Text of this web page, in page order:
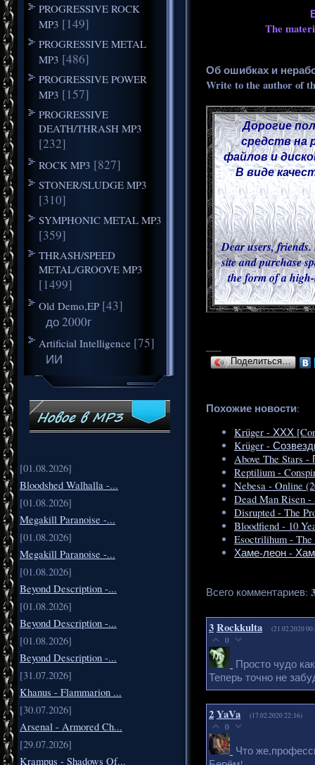
PROGRESSIVE ROCK
MP3 [149]
PROGRESSIVE METAL
MP3 [486]
PROGRESSIVE POWER
MP3 [157]
PROGRESSIVE
DEATH/THRASH MP3
[232]
ROCK MP3 [827]
STONER/SLUDGE MP3
[310]
SYMPHONIC METAL MP3
[359]
THRASH/SPEED
METAL/GROOVE MP3
[1499]
Old Demo,EP [43]
до 2000г
Artificial Intelligence [75]
ИИ
[01.08.2026]
Bloodshed Walhalla -...
[01.08.2026]
Megakill Paranoise -...
[01.08.2026]
Megakill Paranoise -...
[01.08.2026]
Beyond Description -...
[01.08.2026]
Beyond Description -...
[01.08.2026]
Beyond Description -...
[31.07.2026]
Khanus - Flammarion ...
[30.07.2026]
Arsenal - Armored Ch...
[29.07.2026]
Krampus - Shadows Of...
The
Об ошибках и
Write to the author of
Дорогие
средств на
файлов и
В виде
Dear users,
site and purchase
the form of a
Поделиться…
Похожие новости:
Krüger - ХХХ
Krüger -
Above The Stars
Reptilium -
Nebesa - Online
Dead Man Risen -
Disrupted - The
Bloodfiend - 10
Esoctrilihum -
Хаме-леон -
Всего комментариев: 3
3Rockkulta (21.02.2020
0
Просто чудо
Теперь точно не
2YaVa (17.02.2020 22:16)
0
Что